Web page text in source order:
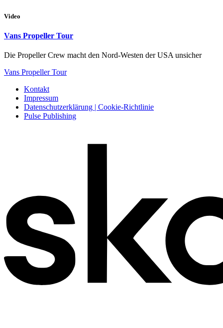
Video
Vans Propeller Tour
Die Propeller Crew macht den Nord-Westen der USA unsicher
Vans Propeller Tour
Kontakt
Impressum
Datenschutzerklärung | Cookie-Richtlinie
Pulse Publishing